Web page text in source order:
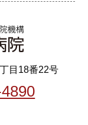
目18番22号